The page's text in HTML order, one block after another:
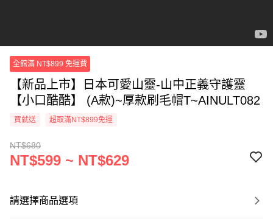
全館滿 NT$899 免運費
【新品上市】日本可愛山靈-山中正義守護靈
【小口酷酷】 (A款)~厚款刷毛帽T~AINULT082
買就送 超取滿NT$899免運
NT$680
NT$599 ~ NT$629
請選擇商品選項